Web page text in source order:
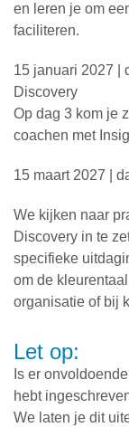
en leren je om
faciliteren.
15 januari 2027 |
Discovery
Op dag 3 kom je
coachen met
15 maart 2027 |
We kijken naar
Discovery in te
specifieke
om de
organisatie of bij
Let op:
Is er
hebt
We laten je dit